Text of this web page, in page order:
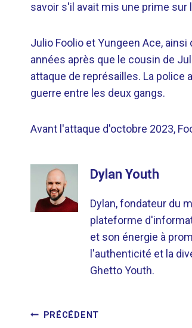
savoir s'il avait mis une prime sur
Julio Foolio et Yungeen Ace,
années après que le cousin de
attaque de représailles. La police
guerre entre les deux gangs.
Avant l'attaque d'octobre 2023,
Dylan Youth
Dylan, fondateur du
plateforme
et son énergie à
l'authenticité et la
Ghetto Youth.
PRÉCÉDENT